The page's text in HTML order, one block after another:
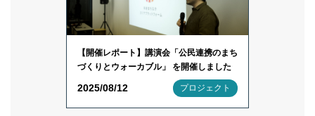
【開催レポート】講演会「公民連携のまち
づくりとウォーカブル」 を開催しました
2025/08/12 プロジェクト